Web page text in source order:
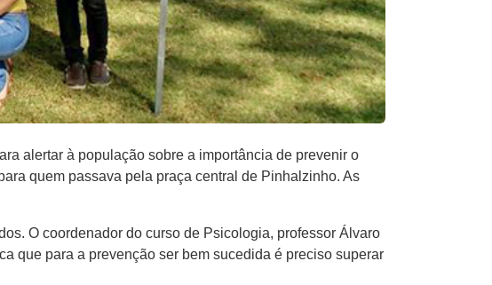
alertar à população sobre a importância de prevenir o
quem passava pela praça central de Pinhalzinho. As
O coordenador do curso de Psicologia, professor Álvaro
que para a prevenção ser bem sucedida é preciso superar